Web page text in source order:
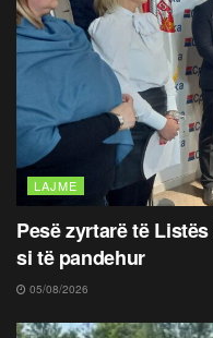
LAJME
Pesë zyrtarë të
si të pandehur
05/08/2026